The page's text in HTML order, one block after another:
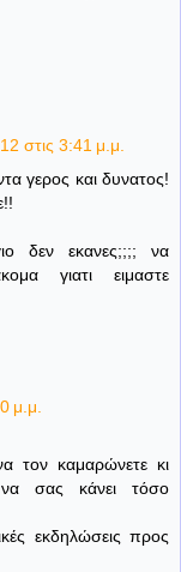
στις 3:41 μ.μ.
γερος και δυνατος!
δεν εκανες;;;; να
γιατι ειμαστε
μ.μ.
τον καμαρώνετε κι
σας κάνει τόσο
εκδηλώσεις προς